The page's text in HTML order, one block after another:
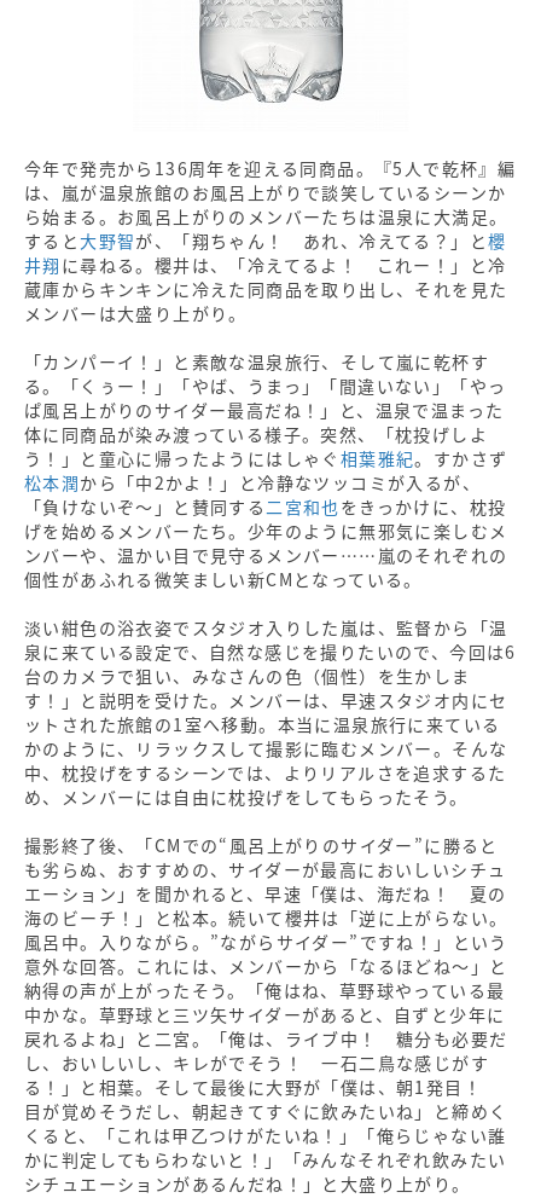
今年で発売から136周年を迎える同商品。『5人で乾杯』編
は、嵐が温泉旅館のお風呂上がりで談笑しているシーンか
ら始まる。お風呂上がりのメンバーたちは温泉に大満足。
すると大野智が、「翔ちゃん！ あれ、冷えてる？」と櫻
井翔 に尋ねる。櫻井は、「冷えてるよ！ これー！」と冷
蔵庫からキンキンに冷えた同商品を取り出し、それを見た
メンバーは大盛り上がり。
「カンパーイ！」と素敵な温泉旅行、そして嵐に乾杯す
る。「くぅー！」「やば、うまっ」「間違いない」「やっ
ぱ風呂上がりのサイダー最高だね！」と、温泉で温まった
体に同商品が染み渡っている様子。突然、「枕投げしよ
う！」と童心に帰ったようにはしゃぐ 相葉雅紀。すかさず
松本潤から「中2かよ！」と冷静なツッコミが入るが、
「負けないぞ〜」と賛同する二宮和也をきっかけに、枕投
げを始めるメンバーたち。少年のように無邪気に楽しむメ
ンバーや、温かい目で見守るメンバー……嵐のそれぞれの
個性があふれる微笑ましい新CMとなっている。
淡い紺色の浴衣姿でスタジオ入りした嵐は、監督から「温
泉に来ている設定で、自然な感じを撮りたいので、今回は6
台のカメラで狙い、みなさんの色（個性）を生かしま
す！」と説明を受けた。メンバーは、早速スタジオ内にセ
ットされた旅館の1室へ移動。本当に温泉旅行に来ている
かのように、リラックスして撮影に臨むメンバー。そんな
中、枕投げをするシーンでは、よりリアルさを追求するた
め、メンバーには自由に枕投げをしてもらったそう。
撮影終了後、「CMでの“風呂上がりのサイダー”に勝ると
も劣らぬ、おすすめの、サイダーが最高においしいシチュ
エーション」を聞かれると、早速「僕は、海だね！ 夏の
海のビーチ！」と松本。続いて櫻井は「逆に上がらない。
風呂中。入りながら。”ながらサイダー”ですね！」という
意外な回答。これには、メンバーから「なるほどね〜」と
納得の声が上がったそう。「俺はね、草野球やっている最
中かな。草野球と三ツ矢サイダーがあると、自ずと少年に
戻れるよね」と二宮。「俺は、ライブ中！ 糖分も必要だ
し、おいしいし、キレがでそう！ 一石二鳥な感じがす
る！」と相葉。そして最後に大野が「僕は、朝1発目！
目が覚めそうだし、朝起きてすぐに飲みたいね」と締めく
くると、「これは甲乙つけがたいね！」「俺らじゃない誰
かに判定してもらわないと！」「みんなそれぞれ飲みたい
シチュエーションがあるんだね！」と大盛り上がり。